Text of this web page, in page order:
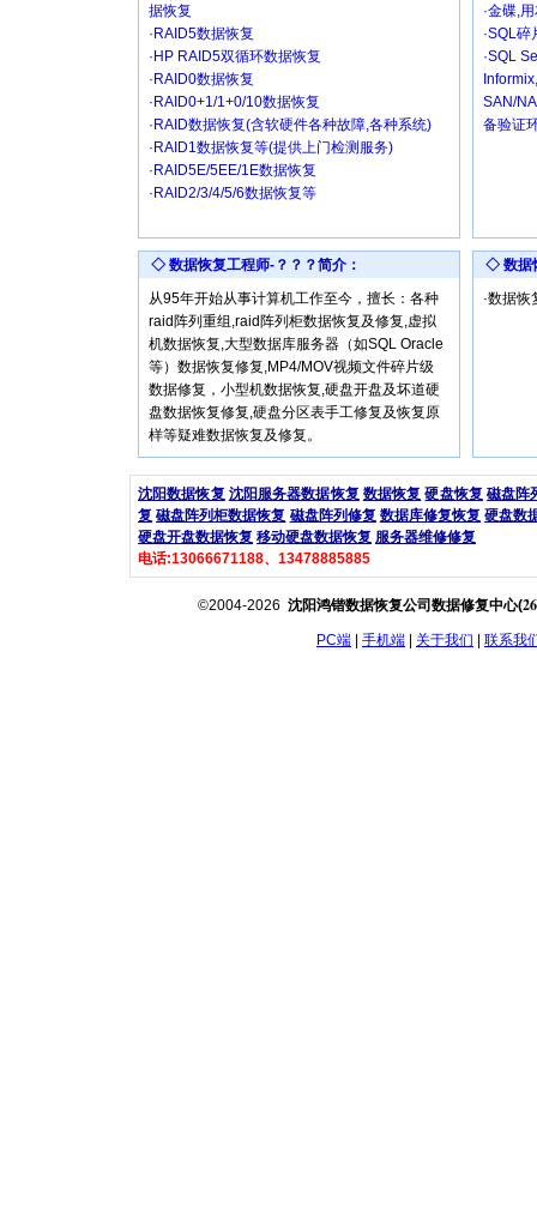
据恢复
·RAID5数据恢复
·HP RAID5双循环数据恢复
·RAID0数据恢复
·RAID0+1/1+0/10数据恢复
·RAID数据恢复(含软硬件各种故障,各种系统)
·RAID1数据恢复等(提供上门检测服务)
·RAID5E/5EE/1E数据恢复
·RAID2/3/4/5/6数据恢复等
·金碟,
·SQL
·SQL
SAN/
备验证
◇ 数据恢复工程师-？？？简介：
从95年开始从事计算机工作至今，擅长：各种
raid阵列重组,raid阵列柜数据恢复及修复,虚拟
机数据恢复,大型数据库服务器（如SQL Oracle
等）数据恢复修复,MP4/MOV视频文件碎片级
数据修复，小型机数据恢复,硬盘开盘及坏道硬
盘数据恢复修复,硬盘分区表手工修复及恢复原
样等疑难数据恢复及修复。
◇ 数据
·数据
沈阳数据恢复 沈阳服务器数据恢复 数据恢复 硬盘恢复 磁盘阵
复 磁盘阵列柜数据恢复 磁盘阵列修复 数据库修复恢复 硬盘数
硬盘开盘数据恢复 移动硬盘数据恢复 服务器维修修复
电话:13066671188、13478885885
©2004-2026 沈阳鸿锴数据恢复公司数据修复中心(
PC端 手机端 关于我们 联系我